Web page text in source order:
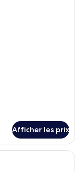
Afficher les prix